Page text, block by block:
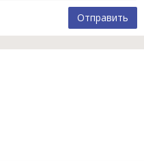
Отправить